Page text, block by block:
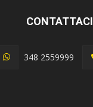
CONTATTACI
348 2559999